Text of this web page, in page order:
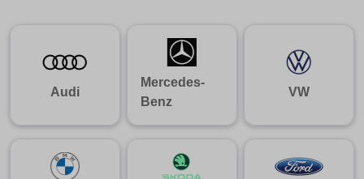
Audi
Mercedes-
Benz
VW